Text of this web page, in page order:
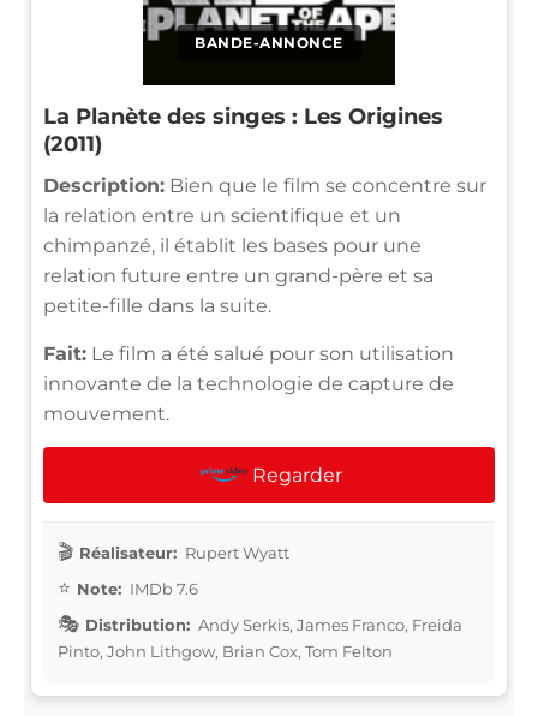
BANDE-ANNONCE
La Planète des singes : Les Origines
(2011)
Description: Bien que le film se concentre sur
la relation entre un scientifique et un
chimpanzé, il établit les bases pour une
relation future entre un grand-père et sa
petite-fille dans la suite.
Fait: Le film a été salué pour son utilisation
innovante de la technologie de capture de
mouvement.
Regarder
Réalisateur: Rupert Wyatt
Note: IMDb 7.6
Distribution: Andy Serkis, James Franco, Freida
Pinto, John Lithgow, Brian Cox, Tom Felton